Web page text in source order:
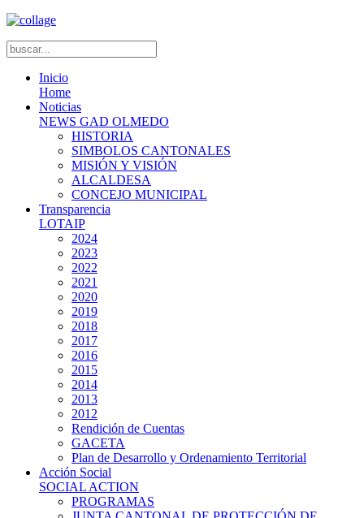
Inicio
Home
Noticias
NEWS GAD OLMEDO
HISTORIA
SIMBOLOS CANTONALES
MISIÓN Y VISIÓN
ALCALDESA
CONCEJO MUNICIPAL
Transparencia
LOTAIP
2024
2023
2022
2021
2020
2019
2018
2017
2016
2015
2014
2013
2012
Rendición de Cuentas
GACETA
Plan de Desarrollo y Ordenamiento Territorial
Acción Social
SOCIAL ACTION
PROGRAMAS